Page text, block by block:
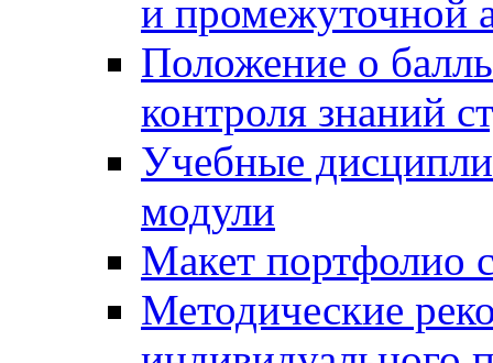
и промежуточной
Положение о
контроля знаний
Учебные
модули
Макет портфолио
Методические